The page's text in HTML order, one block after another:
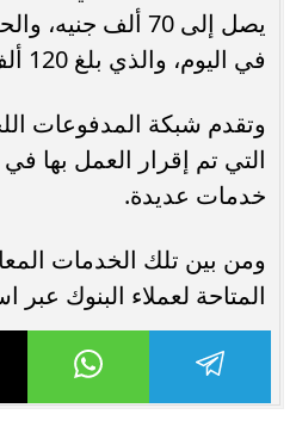
يصل إلى 70 ألف
في اليوم، والذي بلغ 120 ألف جنيه.
وتقدم شبكة المدفوعات
التي تم إقرار العمل بها
خدمات عديدة.
ومن بين تلك الخدمات
المتاحة لعملاء البنوك عبر